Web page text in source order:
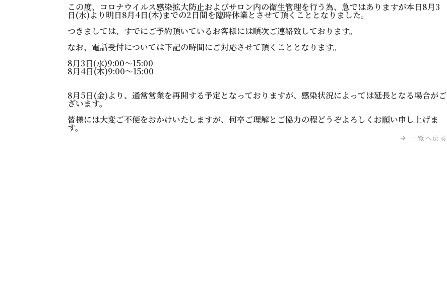
この度、コロナウイルス感染拡大防止およびサロン内の衛生管理を行う為、急ではありますが本日8月3
日(水)より明日8月4日(木)までの2日間を臨時休業とさせて頂くこととなりました。
つきましては、すでにご予約頂いているお客様には順次ご連絡致しております。
なお、電話受付については下記の時間にご対応させて頂くこととなります。
8月3日(水)9:00〜15:00
8月4日(木)9:00〜15:00
8月5日(金)より、通常営業を再開する予定となっておりますが、感染状況によっては延長となる場合がご
ざいます。
皆様には大変ご不便をおかけいたしますが、何卒ご理解とご協力の程どうぞよろしくお願い申し上げま
す。
一覧へ戻る